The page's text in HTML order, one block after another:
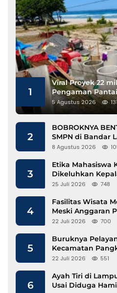
1
Viral Proyek 22
Pengaman
Gunakan Besi
5 Agustus 2026
2
BOBROKNYA
SMPN di Bandar
Lecehkan Siswi
8 Agustus 2026
3
Etika Mahasiswa
Dikeluhkan
25 Juli 2026 748
4
Fasilitas Wisata
Meski Anggaran
Mengalir
22 Juli 2026 700
5
Buruknya
Kecamatan
Disdukcapil
22 Juli 2026 551
6
Ayah Tiri di
Usai Diduga